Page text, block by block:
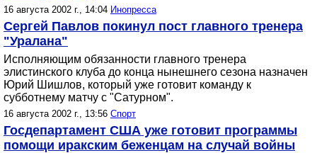
16 августа 2002 г., 14:04 Инопресса
Сергей Павлов покинул пост главного тренера
"Уралана"
Исполняющим обязанности главного тренера
элистинского клуба до конца нынешнего сезона назначен
Юрий Шишлов, который уже готовит команду к
субботнему матчу с "Сатурном".
16 августа 2002 г., 13:56 Спорт
Госдепартамент США уже готовит программы
помощи иракским беженцам на случай войны